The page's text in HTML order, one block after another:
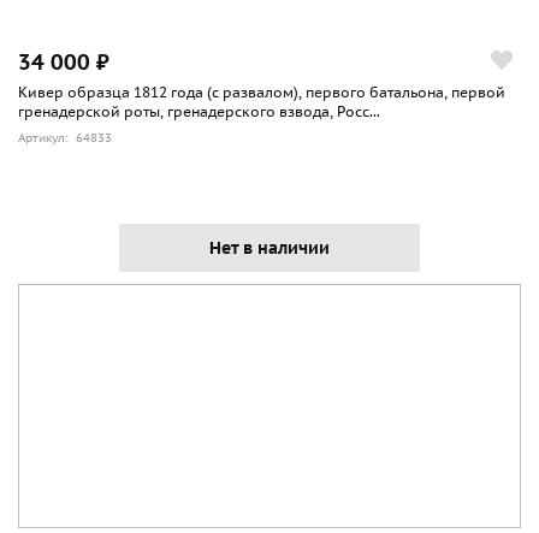
34 000 ₽
Кивер образца 1812 года (с развалом), первого батальона, первой
гренадерской роты, гренадерского взвода, Росс...
Артикул: 64833
Нет в наличии